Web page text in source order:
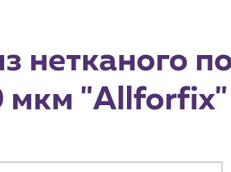
нетканого
мкм "Allforfix"